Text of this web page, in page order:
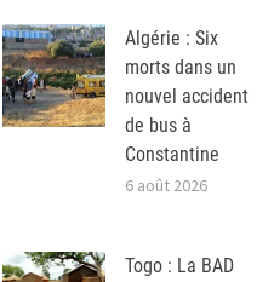
Algérie : Six
morts dans un
nouvel accident
de bus à
Constantine
6 août 2026
Togo : La BAD